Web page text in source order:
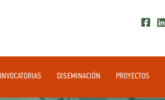
DISEMINACIÓN PROYECTOS